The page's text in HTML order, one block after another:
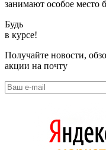
занимают особое место
Будь
в курсе!
Получайте новости,
акции на почту